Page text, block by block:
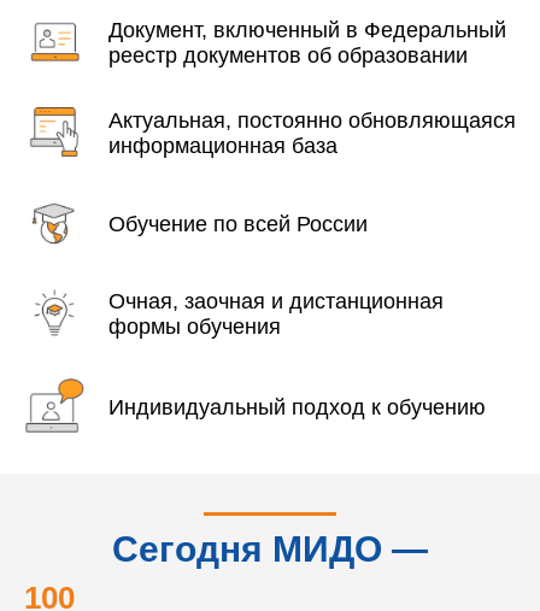
Документ, включенный в Федеральный
реестр документов об образовании
Актуальная, постоянно обновляющаяся
информационная база
Обучение по всей России
Очная, заочная и дистанционная
формы обучения
Индивидуальный подход к обучению
Сегодня МИДО —
100